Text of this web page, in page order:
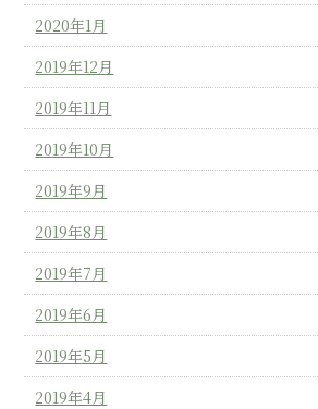
2020年1月
2019年12月
2019年11月
2019年10月
2019年9月
2019年8月
2019年7月
2019年6月
2019年5月
2019年4月